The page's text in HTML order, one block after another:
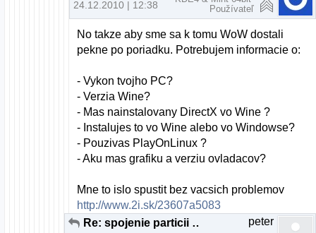
24.12.2010 | 12:38
Používateľ
No takze aby sme sa k tomu WoW dostali
pekne po poriadku. Potrebujem informacie o:
- Vykon tvojho PC?
- Verzia Wine?
- Mas nainstalovany DirectX vo Wine ?
- Instalujes to vo Wine alebo vo Windowse?
- Pouzivas PlayOnLinux ?
- Aku mas grafiku a verziu ovladacov?
Mne to islo spustit bez vacsich problemov
http://www.2i.sk/23607a5083
Re: spojenie particii pri instalacii U10.10
peter